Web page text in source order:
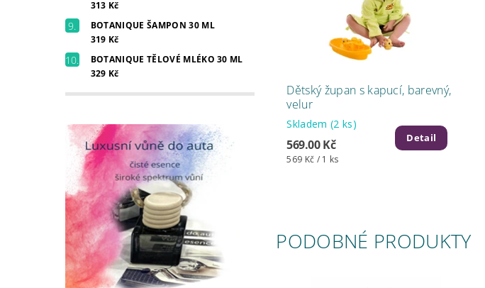
313 Kč
BOTANIQUE ŠAMPON 30 ML
319 Kč
BOTANIQUE TĚLOVÉ MLÉKO 30 ML
329 Kč
Dětský župan s kapucí, barevný,
velur
Skladem (2 ks)
569.00 Kč
569 Kč / 1 ks
Detail
PODOBNÉ PRODUKTY